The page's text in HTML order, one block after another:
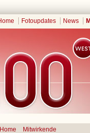
Fotoupdates News
Home Mitwirkende